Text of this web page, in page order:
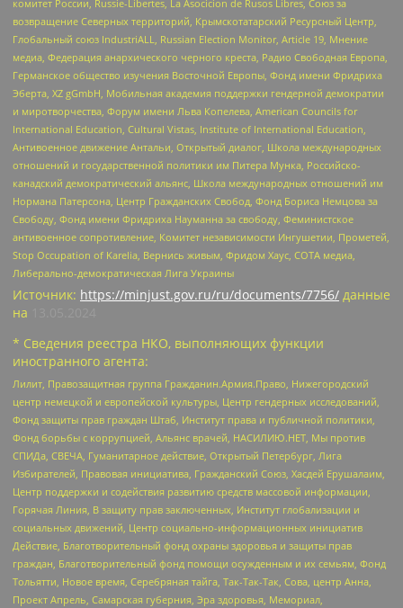
комитет России, Russie-Libertes, La Asocicion de Rusos Libres, Союз за
возвращение Северных территорий, Крымскотатарский Ресурсный Центр,
Глобальный союз IndustriALL, Russian Election Monitor, Article 19, Мнение
медиа, Федерация анархического черного креста, Радио Свободная Европа,
Германское общество изучения Восточной Европы, Фонд имени Фридриха
Эберта, XZ gGmbH, Мобильная академия поддержки гендерной демократии
и миротворчества, Форум имени Льва Копелева, American Councils for
International Education, Cultural Vistas, Institute of International Education,
Антивоенное движение Антальи, Открытый диалог, Школа международных
отношений и государственной политики им Питера Мунка, Российско-
канадский демократический альянс, Школа международных отношений им
Нормана Патерсона, Центр Гражданских Свобод, Фонд Бориса Немцова за
Свободу, Фонд имени Фридриха Науманна за свободу, Феминистское
антивоенное сопротивление, Комитет независимости Ингушетии, Прометей,
Stop Occupation of Karelia, Вернись живым, Фридом Хаус, СОТА медиа,
Либерально-демократическая Лига Украины
Источник: https://minjust.gov.ru/ru/documents/7756/ данные
на
* Сведения реестра НКО, выполняющих функции
иностранного агента:
Лилит, Правозащитная группа Гражданин.Армия.Право, Нижегородский
центр немецкой и европейской культуры, Центр гендерных исследований,
Фонд защиты прав граждан Штаб, Институт права и публичной политики,
Фонд борьбы с коррупцией, Альянс врачей, НАСИЛИЮ.НЕТ, Мы против
СПИДа, СВЕЧА, Гуманитарное действие, Открытый Петербург, Лига
Избирателей, Правовая инициатива, Гражданский Союз, Хасдей Ерушалаим,
Центр поддержки и содействия развитию средств массовой информации,
Горячая Линия, В защиту прав заключенных, Институт глобализации и
социальных движений, Центр социально-информационных инициатив
Действие, Благотворительный фонд охраны здоровья и защиты прав
граждан, Благотворительный фонд помощи осужденным и их семьям, Фонд
Тольятти, Новое время, Серебряная тайга, Так-Так-Так, Сова, центр Анна,
Проект Апрель, Самарская губерния, Эра здоровья, Мемориал,